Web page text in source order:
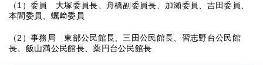
（1）委員 大塚委員長、舟橋副委員長、加瀨委員、吉田委員、
本間委員、蠣﨑委員
（2）事務局 東部公民館長、三田公民館長、習志野台公民館
長、飯山満公民館長、薬円台公民館長